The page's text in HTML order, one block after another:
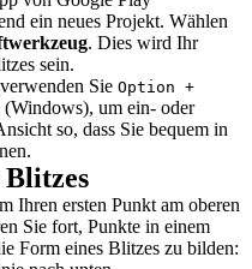
ein neues Projekt. Wählen
. Dies wird Ihr
sein.
Sie Option +
(Windows), um ein- oder
so, dass Sie bequem in
Blitzes
Ihren ersten Punkt am oberen
Sie fort, Punkte in einem
Form eines Blitzes zu bilden: